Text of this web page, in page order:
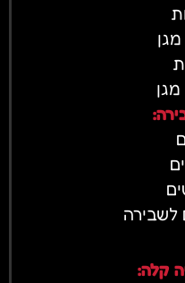
מגן
לשבירה
קלה: